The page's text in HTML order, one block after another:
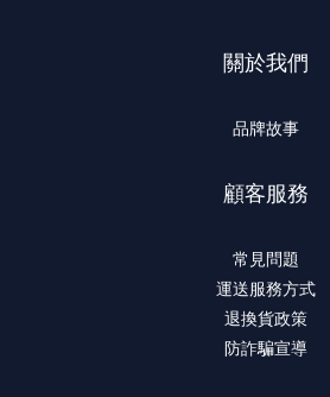
關於我們
品牌故事
顧客服務
常見問題
運送服務方式
退換貨政策
防詐騙宣導